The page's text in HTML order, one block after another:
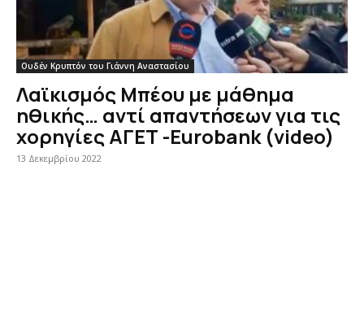
Ουδέν Κρυπτόν του Γιάννη Αναστασίου
Λαϊκισμός Μπέου με μάθημα
ηθικής… αντί απαντήσεων για τις
χορηγίες ΑΓΕΤ -Εurobank (video)
13 Δεκεμβρίου 2022